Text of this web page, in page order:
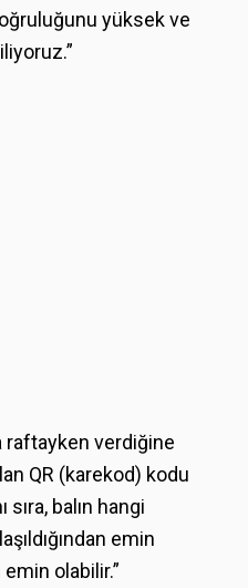
doğruluğunu yüksek ve
raftayken verdiğine
QR (karekod) kodu
sıra, balın hangi
emin
olabilir.”